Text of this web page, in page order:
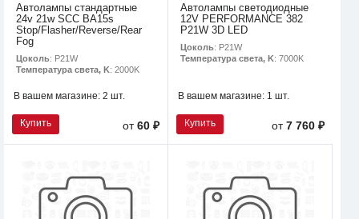
Автолампы стандартные
24v 21w SCC BA15s
Stop/Flasher/Reverse/Rear
Fog
Цоколь: P21W
Температура света, K: 2000K
В вашем магазине: 2 шт.
Купить от60 ₽
Автолампы светодиодные
12V PERFORMANCE 382
P21W 3D LED
Цоколь: P21W
Температура света, K: 7000K
В вашем магазине: 1 шт.
Купить от7 760 ₽